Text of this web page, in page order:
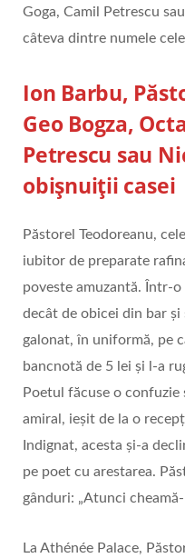
Goga, Camil Petrescu
câteva dintre numele
Ion Barbu,
Geo Bogza,
Petrescu sau
obișnuiții casei
Păstorel Teodoreanu,
iubitor de preparate
poveste amuzantă. Într-o
decât de obicei din bar
galonat, în uniformă, pe
bancnotă de 5 lei și l-a
Poetul făcuse o
amiral, ieșit de la o
Indignat, acesta și-a
pe poet cu arestarea.
gânduri: „Atunci
La Athénée Palace,